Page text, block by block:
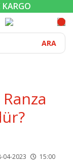
ARA
04-2023 15:00